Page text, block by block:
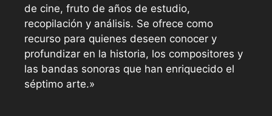
de cine, fruto de años de estudio,
recopilación y análisis. Se ofrece como
recurso para quienes deseen conocer y
profundizar en la historia, los compositores y
las bandas sonoras que han enriquecido el
séptimo arte.»